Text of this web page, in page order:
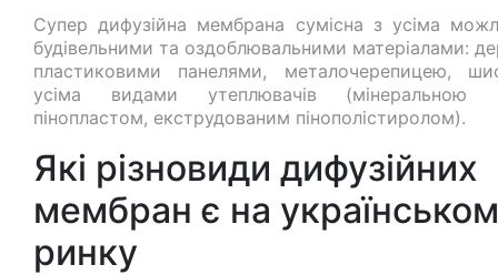
Супер дифузійна мембрана сумісна з усіма
будівельними та оздоблювальними матеріалами:
пластиковими панелями, металочерепицею,
усіма видами утеплювачів (мінеральною
пінопластом, екструдованим пінополістиролом).
Які різновиди дифузійних
мембран є на
ринку